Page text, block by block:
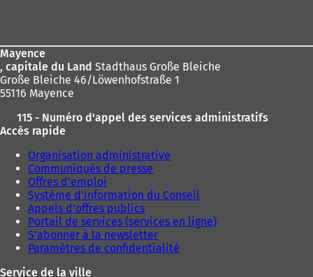
Mayence
, capitale du Land Stadthaus Große Bleiche
Große Bleiche 46/Löwenhofstraße 1
55116 Mayence
115 - Numéro d'appel des services administratifs
Accès rapide
Organisation administrative
Communiqués de presse
Offres d'emploi
Système d'information du Conseil
Appels d'offres publics
Portail de services (services en ligne)
S'abonner à la newsletter
Paramètres de confidentialité
Service de la ville